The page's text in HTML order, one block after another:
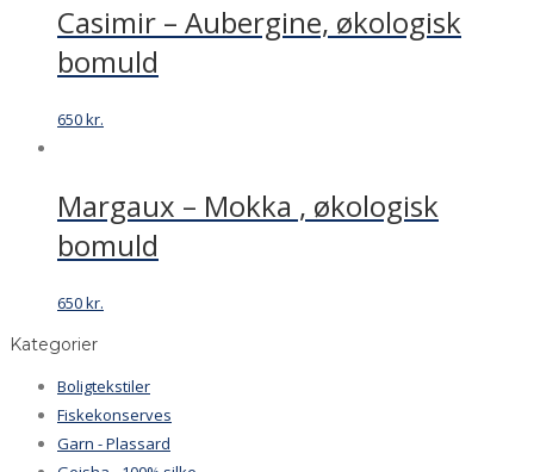
Casimir – Aubergine, økologisk
bomuld
650kr.
Margaux – Mokka , økologisk
bomuld
650kr.
Kategorier
Boligtekstiler
Fiskekonserves
Garn - Plassard